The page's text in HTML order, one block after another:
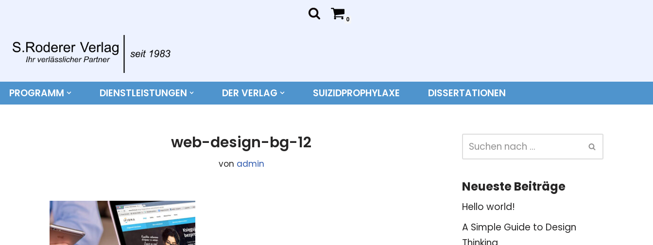
Inhalt
springen
0
PROGRAMM DIENSTLEISTUNGEN DER VERLAG SUIZIDPROPHYLAXE DISSERTATIONEN
web-design-bg-12
von admin
Neueste Beiträge
Hello world!
A Simple Guide to Design